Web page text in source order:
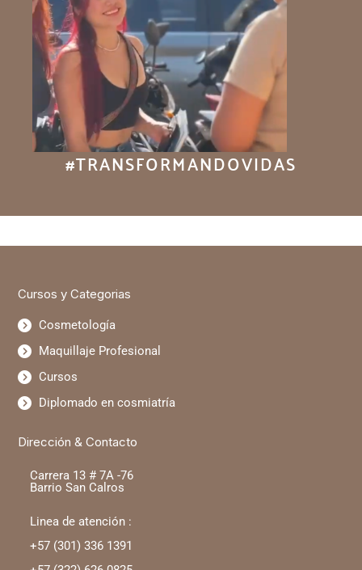
#TRANSFORMANDOVIDAS
Cursos y Categorias
Cosmetología
Maquillaje Profesional
Cursos
Diplomado en cosmiatría
Dirección & Contacto
Carrera 13 # 7A -76
Barrio San Calros
Linea de atención :
+57 (301) 336 1391